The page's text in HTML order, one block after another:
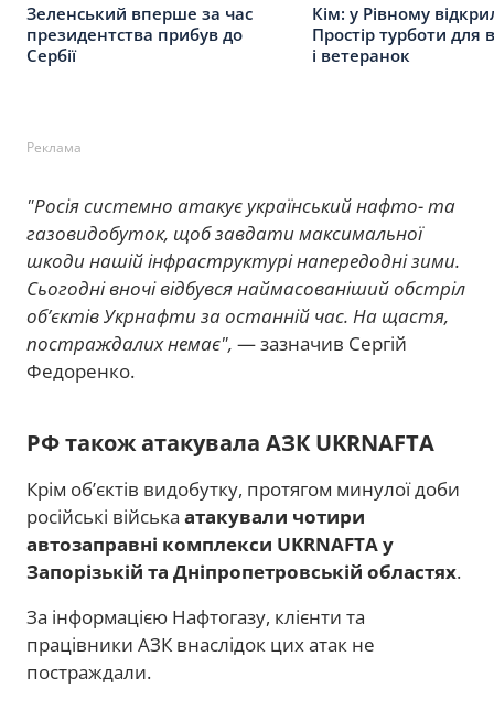
Зеленський вперше за час
президентства прибув до
Сербії
Кім: у Рівному
Простір турботи для
і ветеранок
Реклама
"Росія системно атакує український нафто- та
газовидобуток, щоб завдати максимальної
шкоди нашій інфраструктурі напередодні зими.
Сьогодні вночі відбувся наймасованіший обстріл
об’єктів Укрнафти за останній час. На щастя,
постраждалих немає", — зазначив Сергій
Федоренко.
РФ також атакувала АЗК UKRNAFTA
Крім об’єктів видобутку, протягом минулої доби
російські війська атакували чотири
автозаправні комплекси UKRNAFTA у
Запорізькій та Дніпропетровській областях.
За інформацією Нафтогазу, клієнти та
працівники АЗК внаслідок цих атак не
постраждали.